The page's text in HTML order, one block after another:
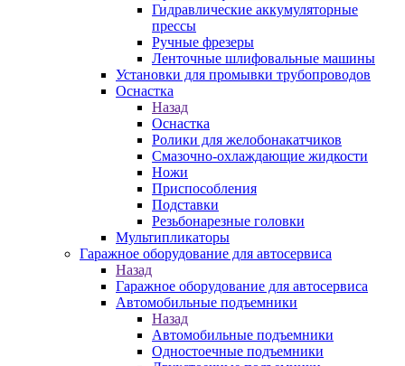
Гидравлические аккумуляторные
прессы
Ручные фрезеры
Ленточные шлифовальные машины
Установки для промывки трубопроводов
Оснастка
Назад
Оснастка
Ролики для желобонакатчиков
Смазочно-охлаждающие жидкости
Ножи
Приспособления
Подставки
Резьбонарезные головки
Мультипликаторы
Гаражное оборудование для автосервиса
Назад
Гаражное оборудование для автосервиса
Автомобильные подъемники
Назад
Автомобильные подъемники
Одностоечные подъемники